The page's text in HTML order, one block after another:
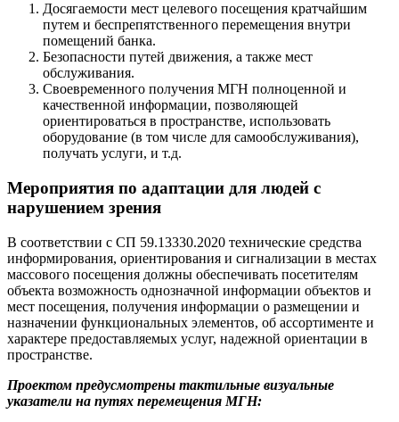
Досягаемости мест целевого посещения кратчайшим
путем и беспрепятственного перемещения внутри
помещений банка.
Безопасности путей движения, а также мест
обслуживания.
Своевременного получения МГН полноценной и
качественной информации, позволяющей
ориентироваться в пространстве, использовать
оборудование (в том числе для самообслуживания),
получать услуги, и т.д.
Мероприятия по адаптации для людей с
нарушением зрения
В соответствии с СП 59.13330.2020 технические средства
информирования, ориентирования и сигнализации в местах
массового посещения должны обеспечивать посетителям
объекта возможность однозначной информации объектов и
мест посещения, получения информации о размещении и
назначении функциональных элементов, об ассортименте и
характере предоставляемых услуг, надежной ориентации в
пространстве.
Проектом предусмотрены тактильные визуальные
указатели на путях перемещения МГН: